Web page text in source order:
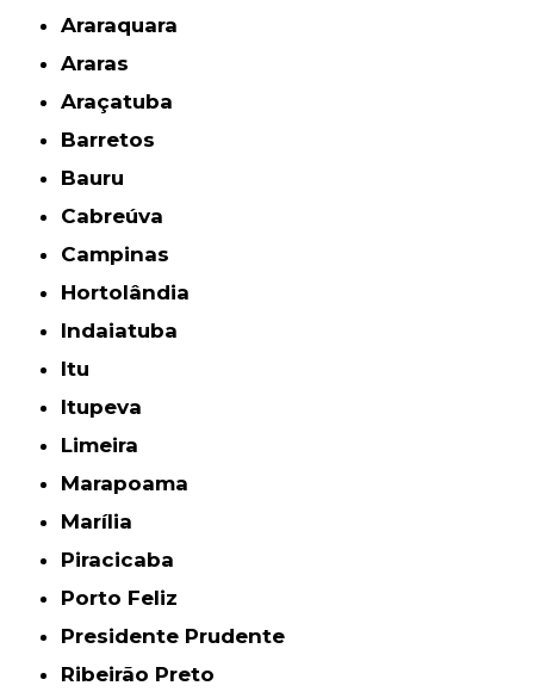
Araraquara
Araras
Araçatuba
Barretos
Bauru
Cabreúva
Campinas
Hortolândia
Indaiatuba
Itu
Itupeva
Limeira
Marapoama
Marília
Piracicaba
Porto Feliz
Presidente Prudente
Ribeirão Preto